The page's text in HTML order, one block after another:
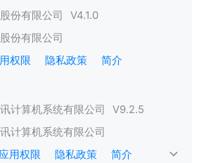
份有限公司 V4.1.0
份有限公司
权限 隐私政策 简介
计算机系统有限公司 V9.2.5
计算机系统有限公司
应用权限 隐私政策 简介